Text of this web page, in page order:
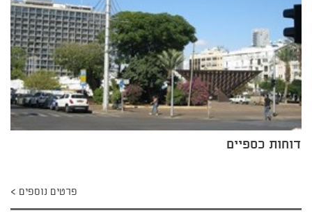
דוחות כספיים
פרטים נוספים